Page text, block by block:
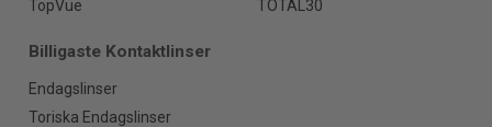
TopVue
TOTAL30
Billigaste Kontaktlinser
Endagslinser
Toriska Endagslinser